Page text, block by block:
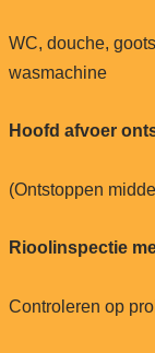
WC, douche,
wasmachine
Hoofd afvoer
(Ontstoppen
Rioolinspectie
Controleren op